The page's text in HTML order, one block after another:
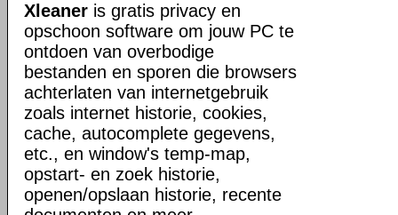
Xleaner is gratis privacy en
opschoon software om jouw PC te
ontdoen van overbodige
bestanden en sporen die browsers
achterlaten van internetgebruik
zoals internet historie, cookies,
cache, autocomplete gegevens,
etc., en window's temp-map,
opstart- en zoek historie,
openen/opslaan historie, recente